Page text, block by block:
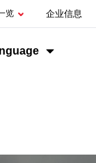
览 企业信息